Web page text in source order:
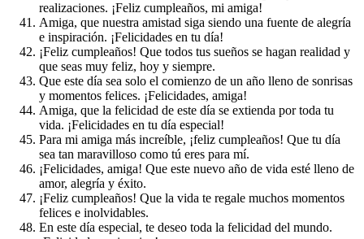
realizaciones. ¡Feliz cumpleaños, mi amiga!
Amiga, que nuestra amistad siga siendo una fuente de alegría
e inspiración. ¡Felicidades en tu día!
¡Feliz cumpleaños! Que todos tus sueños se hagan realidad y
que seas muy feliz, hoy y siempre.
Que este día sea solo el comienzo de un año lleno de sonrisas
y momentos felices. ¡Felicidades, amiga!
Amiga, que la felicidad de este día se extienda por toda tu
vida. ¡Felicidades en tu día especial!
Para mi amiga más increíble, ¡feliz cumpleaños! Que tu día
sea tan maravilloso como tú eres para mí.
¡Felicidades, amiga! Que este nuevo año de vida esté lleno de
amor, alegría y éxito.
¡Feliz cumpleaños! Que la vida te regale muchos momentos
felices e inolvidables.
En este día especial, te deseo toda la felicidad del mundo.